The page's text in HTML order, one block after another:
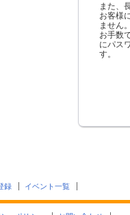
また、
お客様
ません。
お手数
にパス
す。
録 イベント一覧